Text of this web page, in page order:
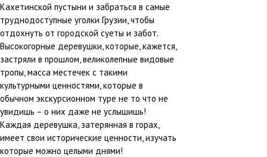
Кахетинской пустыни и забраться в самые
труднодоступные уголки Грузии, чтобы
отдохнуть от городской суеты и забот.
Высокогорные деревушки, которые, кажется,
застряли в прошлом, великолепные видовые
тропы, масса местечек с такими
культурными ценностями, которые в
обычном экскурсионном туре не то что не
увидишь – о них даже не услышишь!
Каждая деревушка, затерянная в горах,
имеет свои исторические ценности, изучать
которые можно целыми днями!